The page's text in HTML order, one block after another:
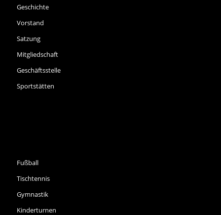
Geschichte
Vorstand
Satzung
Mitgliedschaft
Geschäftsstelle
Sportstätten
Fußball
Tischtennis
Gymnastik
Kinderturnen